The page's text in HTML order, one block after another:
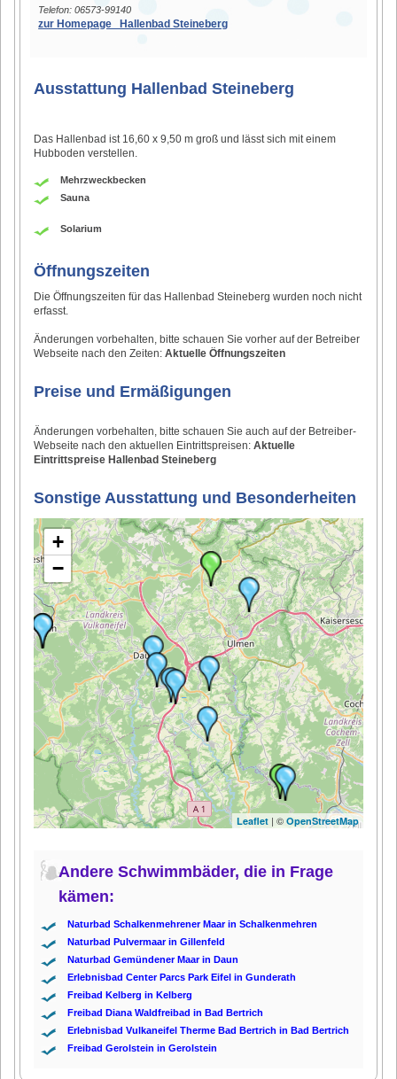
Telefon: 06573-99140
zur Homepage Hallenbad Steineberg
Ausstattung Hallenbad Steineberg
Das Hallenbad ist 16,60 x 9,50 m groß und lässt sich mit einem
Hubboden verstellen.
Mehrzweckbecken
Sauna
Solarium
Öffnungszeiten
Die Öffnungszeiten für das Hallenbad Steineberg wurden noch nicht
erfasst.
Änderungen vorbehalten, bitte schauen Sie vorher auf der Betreiber
Webseite nach den Zeiten:Aktuelle Öffnungszeiten
Preise und Ermäßigungen
Änderungen vorbehalten, bitte schauen Sie auch auf der Betreiber-
Webseite nach den aktuellen Eintrittspreisen:Aktuelle
Eintrittspreise Hallenbad Steineberg
Sonstige Ausstattung und Besonderheiten
+
−
Leaflet| © OpenStreetMap
Andere Schwimmbäder, die in Frage
kämen:
Naturbad Schalkenmehrener Maar in Schalkenmehren
Naturbad Pulvermaar in Gillenfeld
Naturbad Gemündener Maar in Daun
Erlebnisbad Center Parcs Park Eifel in Gunderath
Freibad Kelberg in Kelberg
Freibad Diana Waldfreibad in Bad Bertrich
Erlebnisbad Vulkaneifel Therme Bad Bertrich in Bad Bertrich
Freibad Gerolstein in Gerolstein